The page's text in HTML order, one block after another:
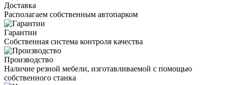
Доставка
Располагаем собственным автопарком
Гарантии
Собственная система контроля качества
Производство
Наличие резной мебели, изготавливаемой с помощью
собственного станка